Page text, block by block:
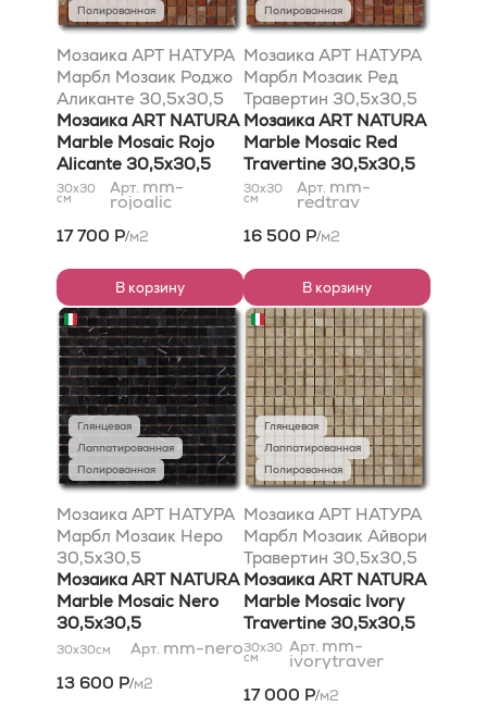
Полированная
Мозаика АРТ НАТУРА
Марбл Мозаик Роджо
Аликанте 30,5x30,5
Мозаика ART NATURA
Marble Mosaic Rojo
Alicante 30,5x30,5
30x30
см
Арт. mm-
rojoalic
17 700 Р/м2
В корзину
Полированная
Мозаика АРТ НАТУРА
Марбл Мозаик Ред
Травертин 30,5x30,5
Мозаика ART NATURA
Marble Mosaic Red
Travertine 30,5x30,5
30x30
см
Арт. mm-
redtrav
16 500 Р/м2
В корзину
Глянцевая
Лаппатированная
Полированная
Мозаика АРТ НАТУРА
Марбл Мозаик Неро
30,5x30,5
Мозаика ART NATURA
Marble Mosaic Nero
30,5x30,5
30x30см Арт. mm-nero
13 600 Р/м2
Глянцевая
Лаппатированная
Полированная
Мозаика АРТ НАТУРА
Марбл Мозаик Айвори
Травертин 30,5x30,5
Мозаика ART NATURA
Marble Mosaic Ivory
Travertine 30,5x30,5
30x30
см
Арт. mm-
ivorytraver
17 000 Р/м2